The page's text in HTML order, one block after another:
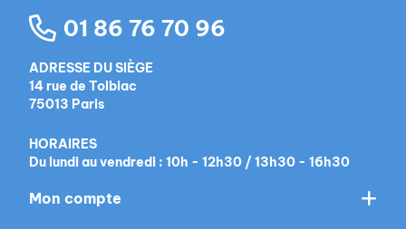
01 86 76 70 96
ADRESSE DU SIÈGE
14 rue de Tolbiac
75013 Paris
HORAIRES
Du lundi au vendredi : 10h - 12h30 / 13h30 - 16h30
Mon compte